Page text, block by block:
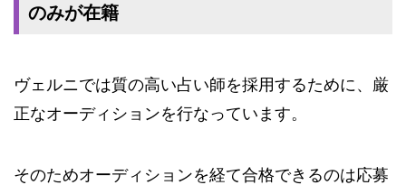
のみが在籍
ヴェルニでは質の高い占い師を採用するために、厳
正なオーディションを行なっています。
そのためオーディションを経て合格できるのは応募